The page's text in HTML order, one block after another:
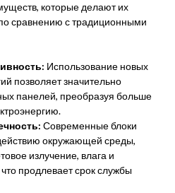
которые делают их
сравнению с традиционными
Использование новых
позволяет значительно
панелей, преобразуя больше
Современные блоки
окружающей среды,
излучение, влага и
продлевает срок службы